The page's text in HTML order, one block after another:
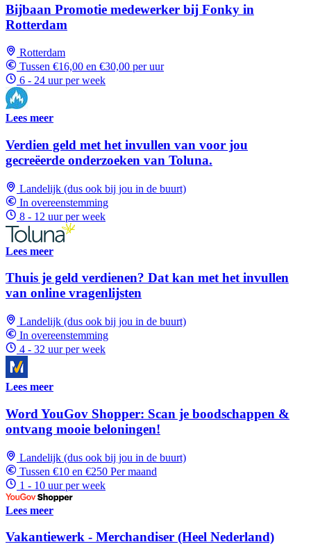
Bijbaan Promotie medewerker bij Fonky in
Rotterdam
Rotterdam
Tussen €16,00 en €30,00 per uur
6 - 24 uur per week
Lees meer
Verdien geld met het invullen van voor jou
gecreëerde onderzoeken van Toluna.
Landelijk (dus ook bij jou in de buurt)
In overeenstemming
8 - 12 uur per week
Lees meer
Thuis je geld verdienen? Dat kan met het invullen
van online vragenlijsten
Landelijk (dus ook bij jou in de buurt)
In overeenstemming
4 - 32 uur per week
Lees meer
Word YouGov Shopper: Scan je boodschappen &
ontvang mooie beloningen!
Landelijk (dus ook bij jou in de buurt)
Tussen €10 en €250 Per maand
1 - 10 uur per week
Lees meer
Vakantiewerk - Merchandiser (Heel Nederland)